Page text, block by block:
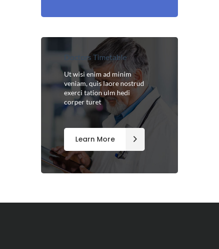
Doctors Timetable
Ut wisi enim ad minim
veniam, quis laore nostrud
exerci tation ulm hedi
corper turet
Learn More